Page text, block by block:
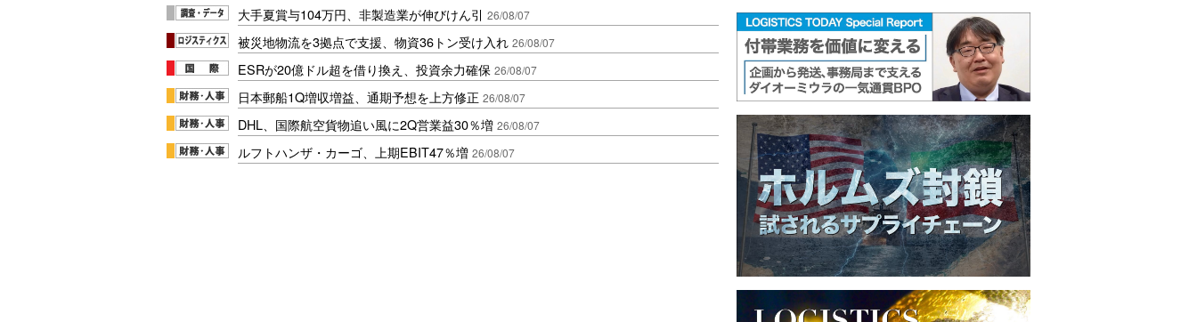
大手夏賞与104万円、非製造業が伸びけん引 26/08/07
被災地物流を3拠点で支援、物資36トン受け入れ 26/08/07
ESRが20億ドル超を借り換え、投資余力確保 26/08/07
日本郵船1Q増収増益、通期予想を上方修正 26/08/07
DHL、国際航空貨物追い風に2Q営業益30％増 26/08/07
ルフトハンザ・カーゴ、上期EBIT47％増 26/08/07